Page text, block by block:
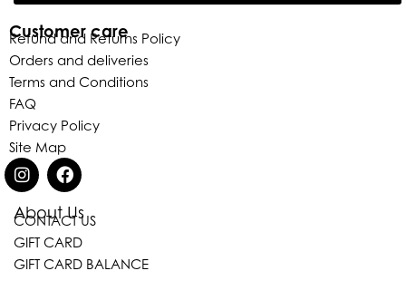
About Us
CONTACT US
GIFT CARD
GIFT CARD BALANCE
Customer care
Refund and Returns Policy
Orders and deliveries
Terms and Conditions
FAQ
Privacy Policy
Site Map
Eleganza Israel